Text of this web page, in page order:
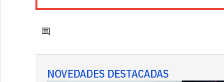
NOVEDADES DESTACADAS